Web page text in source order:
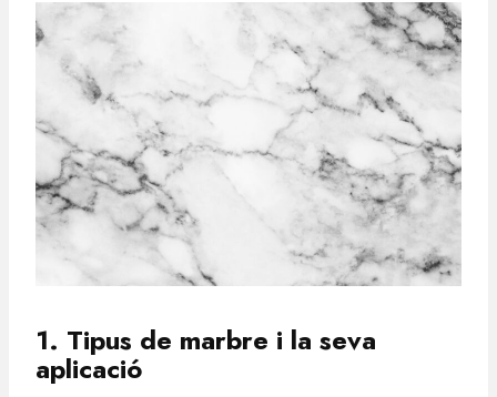
1. Tipus de marbre i la seva
aplicació